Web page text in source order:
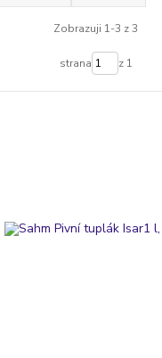
Zobrazuji 1-3 z 3
strana z 1